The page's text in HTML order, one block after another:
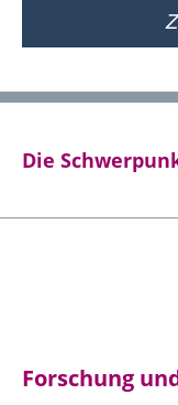
Die
Forschung